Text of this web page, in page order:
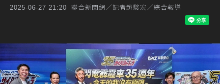
2025-06-27 21:20 聯合新聞網／記者趙駿宏／綜合報導